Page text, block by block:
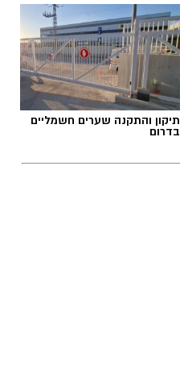
תיקון והתקנה שערים חשמליים
בדרום